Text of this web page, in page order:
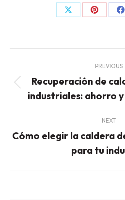
Share
X
Share
Pinterest
navigation
PREVIOUS
post:
Recuperación de
industriales: ahorro
NEXT
post:
Cómo elegir la caldera
para tu